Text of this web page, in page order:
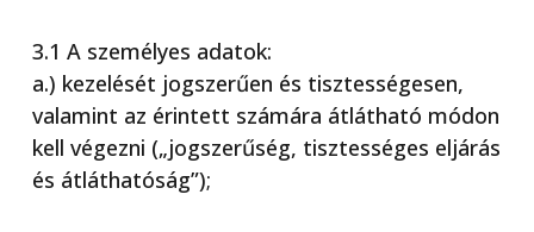
3.1 A személyes adatok:
a.) kezelését jogszerűen és tisztességesen,
valamint az érintett számára átlátható módon
kell végezni („jogszerűség, tisztességes eljárás
és átláthatóság”);